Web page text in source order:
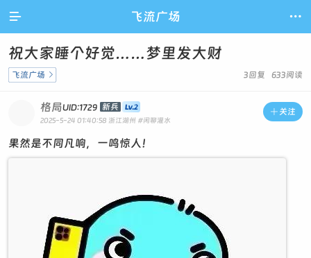
 飞流广场 
祝大家睡个好觉……梦里发大财
3回复 633阅读
飞流广场 
 关注
格局UID:1729 新兵
2025-5-24 01:40:58 浙江湖州 #闲聊灌水
果然是不同凡响，一鸣惊人！